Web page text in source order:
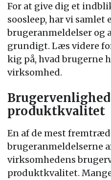
For at give dig et
soosleep, har vi samlet
brugeranmeldelser og
grundigt. Læs videre
kig på, hvad brugerne
virksomhed.
produktkvalitet
En af de mest
brugeranmeldelserne
virksomhedens
produktkvalitet.